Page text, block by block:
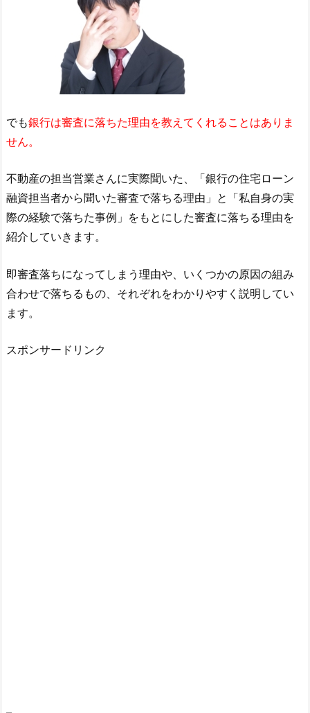
でも銀行は審査に落ちた理由を教えてくれることはありま
せん。
不動産の担当営業さんに実際聞いた、「銀行の住宅ローン
融資担当者から聞いた審査で落ちる理由」と「私自身の実
際の経験で落ちた事例」をもとにした審査に落ちる理由を
紹介していきます。
即審査落ちになってしまう理由や、いくつかの原因の組み
合わせで落ちるもの、それぞれをわかりやすく説明してい
ます。
スポンサードリンク